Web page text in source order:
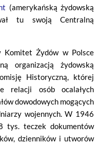
(amerykańską żydowską
tu swoją Centralną
Żydów w Polsce
organizacją żydowską
Historyczną, której
relacji osób ocalałych
dowodowych mogących
wojennych. W 1946
tys. teczek dokumentów
dzienników i utworów